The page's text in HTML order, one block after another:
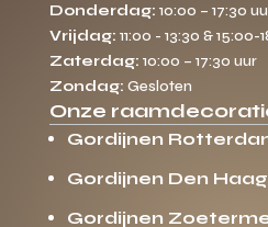
Donderdag: 10:00 – 17:30
Vrijdag: 11:00 - 13:30 & 15:00-
Zaterdag: 10:00 – 17:30 uur
Zondag: Gesloten
Onze
Gordijnen
Gordijnen Den Haag
Gordijnen